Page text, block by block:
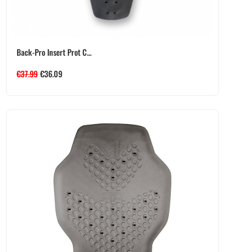
Back-Pro Insert Prot C...
€37.99 €36.09